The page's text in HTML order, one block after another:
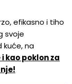
efikasno i tiho
svoje
kuće, na
kao poklon za